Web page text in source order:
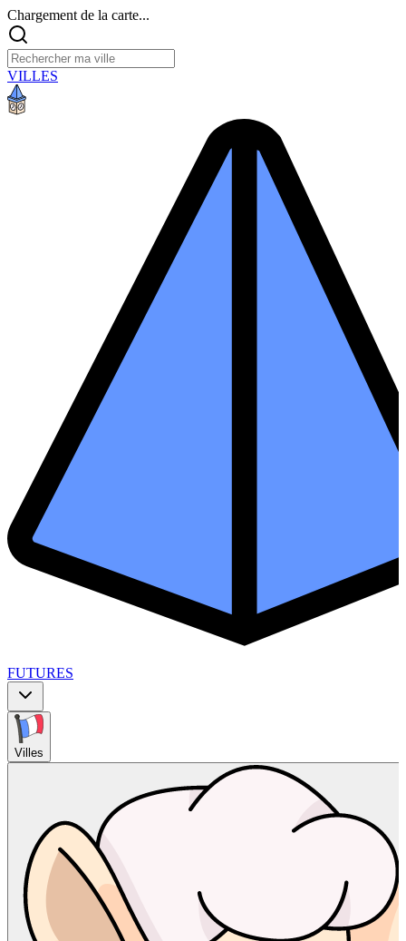
Chargement de la carte...
VILLES
FUTURES
Villes